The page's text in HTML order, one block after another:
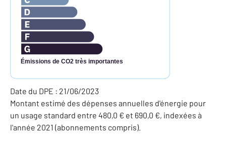
Émissions de CO2 très importantes
Date du DPE : 21/06/2023
Montant estimé des dépenses annuelles d'énergie pour
un usage standard entre 480,0 € et 690,0 €, indexées à
l'année 2021 (abonnements compris).